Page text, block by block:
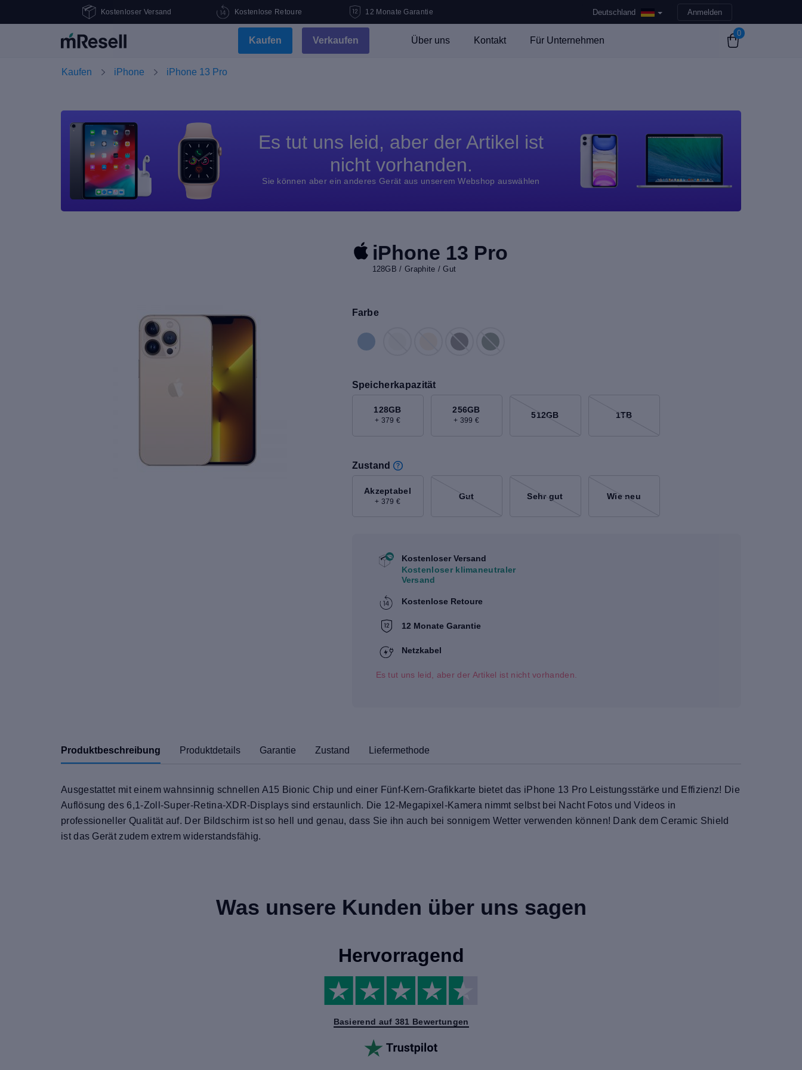
Kostenloser Versand Kostenlose Retoure 12 Monate Garantie Deutschland Anmelden
Kaufen Verkaufen Über uns Kontakt Für Unternehmen
0
Kaufen iPhone iPhone 13 Pro
Es tut uns leid, aber der Artikel ist
nicht vorhanden.
Sie können aber ein anderes Gerät aus unserem Webshop auswählen
iPhone 13 Pro
128GB / Graphite / Gut
Farbe
Speicherkapazität
128GB
+ 379 €
256GB
+ 399 €
512GB 1TB
Zustand
Akzeptabel
+ 379 €
Gut Sehr gut Wie neu
Kostenloser Versand
Kostenloser klimaneutraler
Versand
Kostenlose Retoure
12 Monate Garantie
Netzkabel
Es tut uns leid, aber der Artikel ist nicht vorhanden.
Produktbeschreibung Produktdetails Garantie Zustand Liefermethode
Ausgestattet mit einem wahnsinnig schnellen A15 Bionic Chip und einer Fünf-Kern-Grafikkarte bietet das iPhone 13 Pro Leistungsstärke und Effizienz! Die
Auflösung des 6,1-Zoll-Super-Retina-XDR-Displays sind erstaunlich. Die 12-Megapixel-Kamera nimmt selbst bei Nacht Fotos und Videos in
professioneller Qualität auf. Der Bildschirm ist so hell und genau, dass Sie ihn auch bei sonnigem Wetter verwenden können! Dank dem Ceramic Shield
ist das Gerät zudem extrem widerstandsfähig.
Was unsere Kunden über uns sagen
Hervorragend
Basierend auf 381 Bewertungen